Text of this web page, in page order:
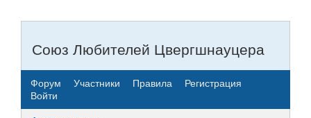
Союз Любителей Цвергшнауцера
Форум Участники Правила
Регистрация
Войти